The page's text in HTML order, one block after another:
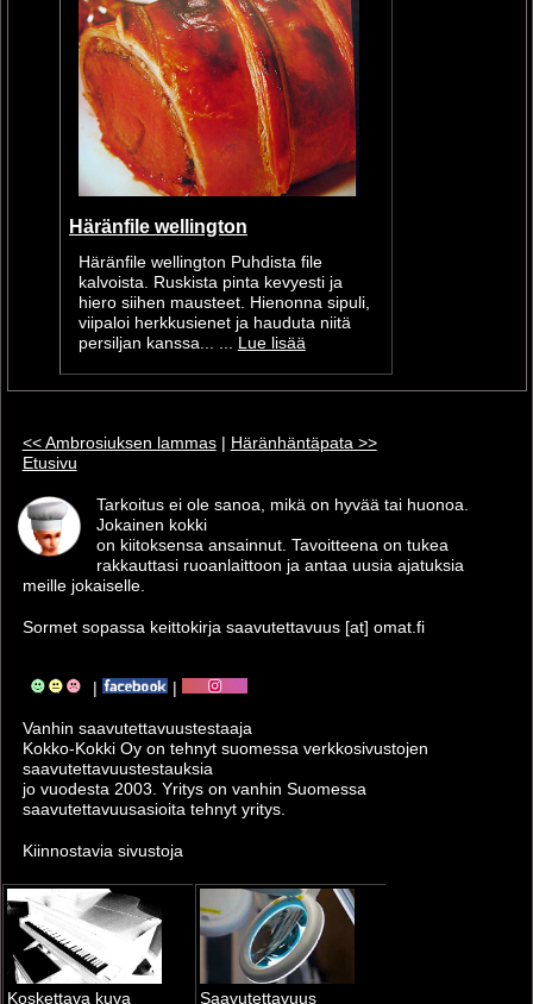
Häränfile wellington
Häränfile wellington Puhdista file
kalvoista. Ruskista pinta kevyesti ja
hiero siihen mausteet. Hienonna sipuli,
viipaloi herkkusienet ja hauduta niitä
persiljan kanssa... ... Lue lisää
<< Ambrosiuksen lammas|
Häränhäntäpata >>
Etusivu
Tarkoitus ei ole sanoa, mikä on hyvää tai huonoa.
Jokainen kokki
on kiitoksensa ansainnut. Tavoitteena on tukea
rakkauttasi ruoanlaittoon ja antaa uusia ajatuksia
meille jokaiselle.
Sormet sopassa keittokirja saavutettavuus [at] omat.fi
| |
Vanhin saavutettavuus­testaaja
Kokko-Kokki Oy on tehnyt suomessa verkkosivustojen
saavutettavuus­testauksia
jo vuodesta 2003. Yritys on vanhin Suomessa
saavutettavuusasioita tehnyt yritys.
Kiinnostavia sivustoja
Koskettava kuva Saavutettavuus